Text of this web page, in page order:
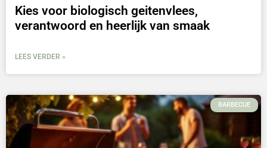
Kies voor biologisch geitenvlees,
verantwoord en heerlijk van smaak
LEES VERDER »
BARBECUE